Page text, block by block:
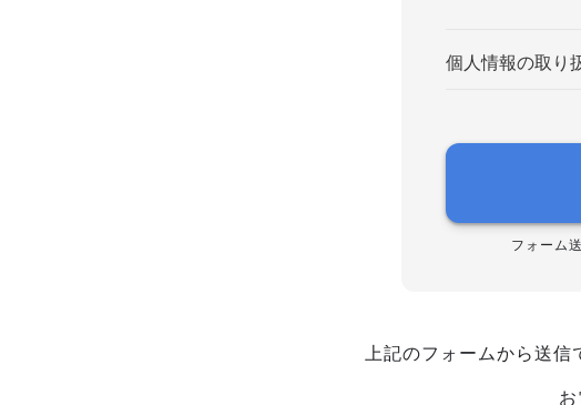
個人情報の取り
フォーム
上記のフォームから送信